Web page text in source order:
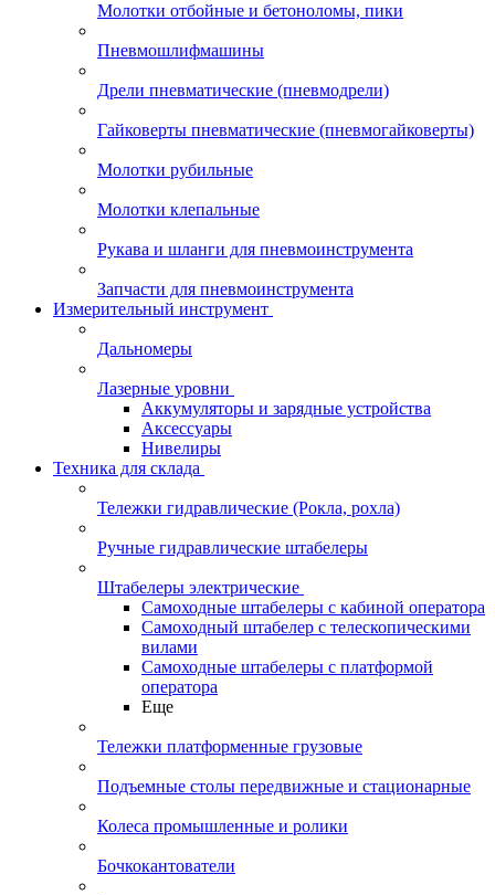
Молотки отбойные и бетоноломы, пики
Пневмошлифмашины
Дрели пневматические (пневмодрели)
Гайковерты пневматические (пневмогайковерты)
Молотки рубильные
Молотки клепальные
Рукава и шланги для пневмоинструмента
Запчасти для пневмоинструмента
Измерительный инструмент
Дальномеры
Лазерные уровни
Аккумуляторы и зарядные устройства
Аксессуары
Нивелиры
Техника для склада
Тележки гидравлические (Рокла, рохла)
Ручные гидравлические штабелеры
Штабелеры электрические
Самоходные штабелеры с кабиной оператора
Самоходный штабелер с телескопическими
вилами
Самоходные штабелеры с платформой
оператора
Еще
Тележки платформенные грузовые
Подъемные столы передвижные и стационарные
Колеса промышленные и ролики
Бочкокантователи